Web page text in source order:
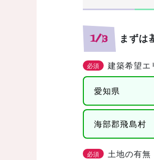
1/3 まずは
必須 建築希望エ
必須 土地の有無